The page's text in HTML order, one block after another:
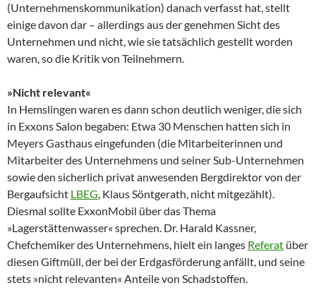
(Unternehmenskommunikation) danach verfasst hat, stellt
einige davon dar – allerdings aus der genehmen Sicht des
Unternehmen und nicht, wie sie tatsächlich gestellt worden
waren, so die Kritik von Teilnehmern.
»Nicht relevant«
In Hemslingen waren es dann schon deutlich weniger, die sich
in Exxons Salon begaben: Etwa 30 Menschen hatten sich in
Meyers Gasthaus eingefunden (die Mitarbeiterinnen und
Mitarbeiter des Unternehmens und seiner Sub-Unternehmen
sowie den sicherlich privat anwesenden Bergdirektor von der
Bergaufsicht LBEG, Klaus Söntgerath, nicht mitgezählt).
Diesmal sollte ExxonMobil über das Thema
»Lagerstättenwasser« sprechen. Dr. Harald Kassner,
Chefchemiker des Unternehmens, hielt ein langes Referat über
diesen Giftmüll, der bei der Erdgasförderung anfällt, und seine
stets »nicht relevanten« Anteile von Schadstoffen.